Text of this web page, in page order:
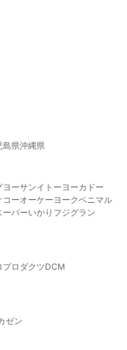
島県沖縄県
ヨーサンイトーヨーカドー
コーオーケー ヨークベニマル
ーパーいかり フジグラン
プロダクツDCM
ゼン